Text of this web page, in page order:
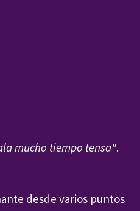
mucho tiempo tensa".
desde varios puntos